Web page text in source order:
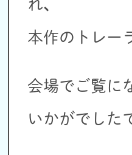
れ、
本作のトレー
会場でご覧に
いかがでした